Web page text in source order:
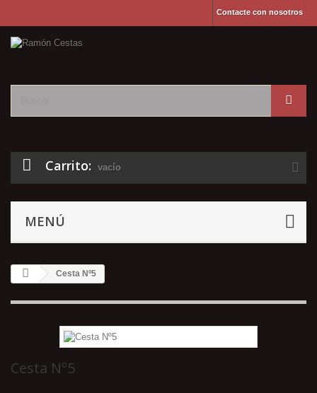
Contacte con nosotros
Carrito: vacío
MENÚ
Cesta Nº5
Cesta Nº5